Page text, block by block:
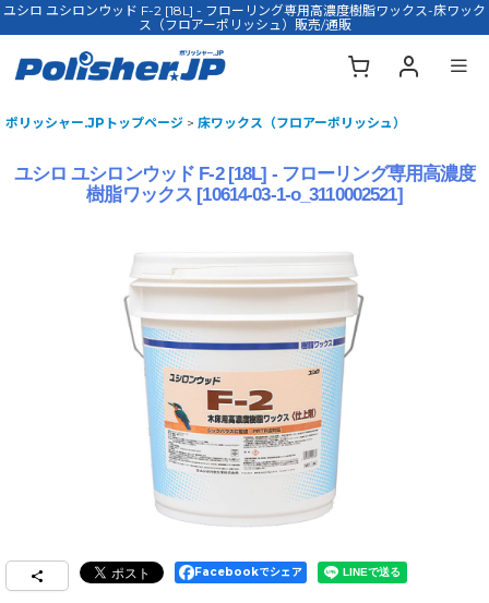
ユシロ ユシロンウッド F-2 [18L] - フローリング専用高濃度樹脂ワックス-床ワック
ス（フロアーポリッシュ）販売/通販
ポリッシャー.JPトップページ > 床ワックス（フロアーポリッシュ）
ユシロ ユシロンウッド F-2 [18L] - フローリング専用高濃度
樹脂ワックス [10614-03-1-o_3110002521]
Facebookでシェア